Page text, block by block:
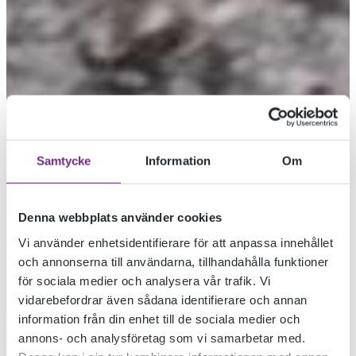
Samtycke Information Om
Denna webbplats använder cookies
Vi använder enhetsidentifierare för att anpassa innehållet
och annonserna till användarna, tillhandahålla funktioner
för sociala medier och analysera vår trafik. Vi
vidarebefordrar även sådana identifierare och annan
information från din enhet till de sociala medier och
annons- och analysföretag som vi samarbetar med.
KALMARSUND